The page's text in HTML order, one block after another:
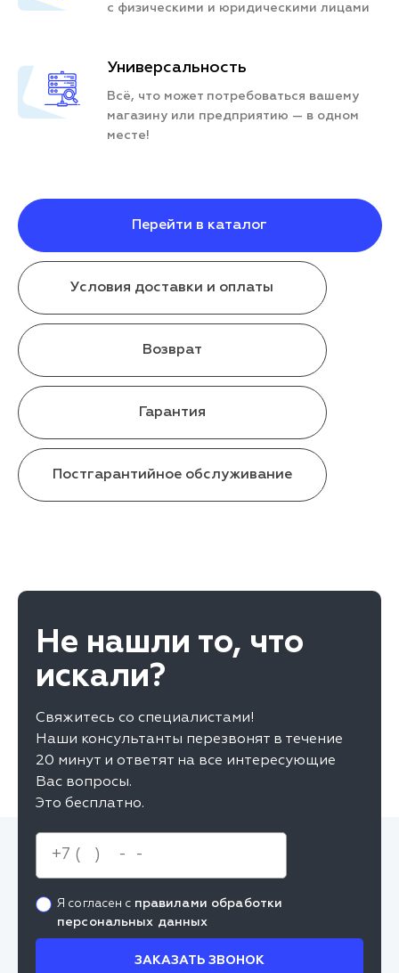
с физическими и юридическими лицами
Универсальность
Всё, что может потребоваться вашему
магазину или предприятию — в одном
месте!
Перейти в каталог
Условия доставки и оплаты
Возврат
Гарантия
Постгарантийное обслуживание
Не нашли то, что
искали?
Свяжитесь со специалистами!
Наши консультанты перезвонят в течение
20 минут и ответят на все интересующие
Вас вопросы.
Это бесплатно.
Я согласен с правилами обработки
персональных данных
ЗАКАЗАТЬ ЗВОНОК